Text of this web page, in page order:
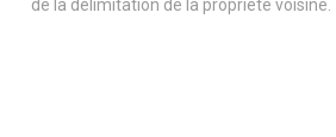
de la délimitation de la propriété voisine.